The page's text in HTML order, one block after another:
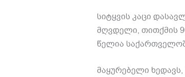
სიტყვის კაცი
მღვდელი, თითქმის
წელია
მაყურებელი